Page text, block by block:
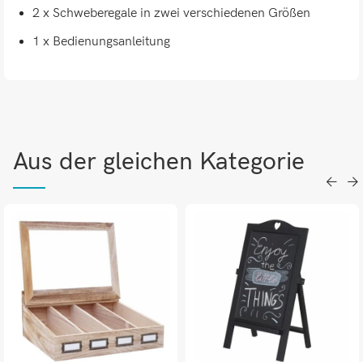
2 x Schweberegale in zwei verschiedenen Größen
1 x Bedienungsanleitung
Aus der gleichen Kategorie